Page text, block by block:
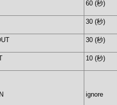
60 (秒)
30 (秒)
30 (秒)
10 (秒)
ignore